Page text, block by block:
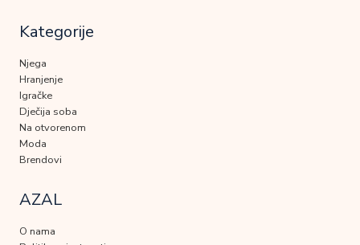
Kategorije
Njega
Hranjenje
Igračke
Dječija soba
Na otvorenom
Moda
Brendovi
AZAL
O nama